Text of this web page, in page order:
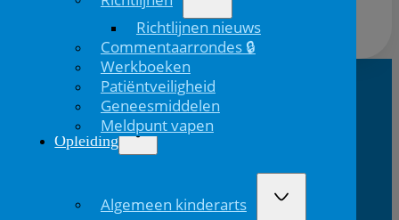
Richtlijnen nieuws
Commentaarrondes 🔒
Werkboeken
Patiëntveiligheid
Geneesmiddelen
Meldpunt vapen
Opleiding
Algemeen kinderarts
NVK Contact
T: 088 - 282 33